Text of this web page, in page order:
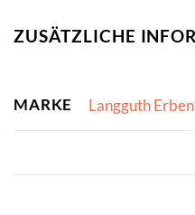
ZUSÄTZLICHE
MARKE Langguth Erben